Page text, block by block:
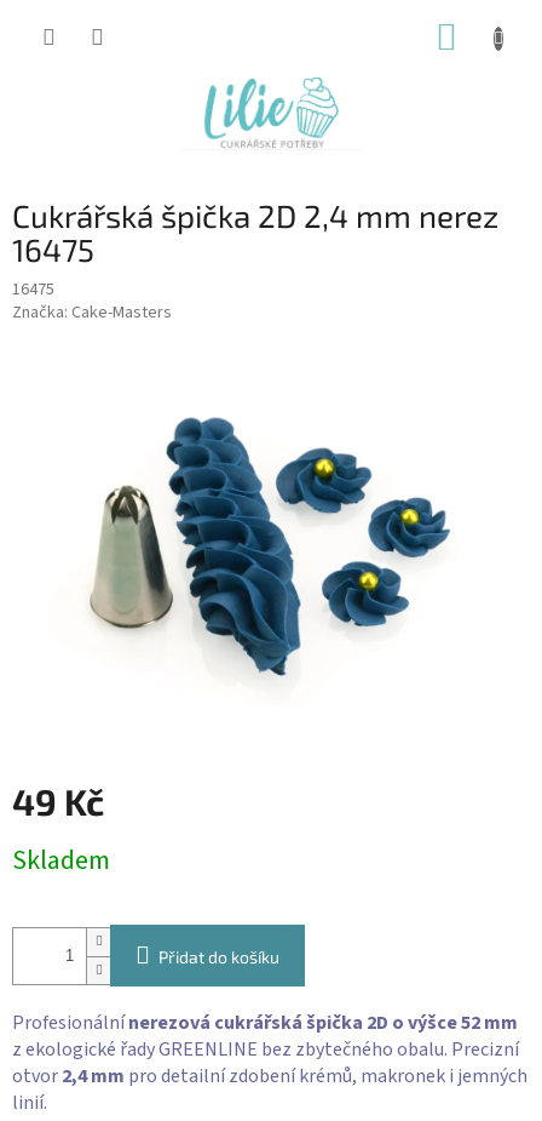
Cukrářská špička 2D 2,4 mm nerez
16475
16475
Značka: Cake-Masters
49 Kč
cena:
Skladem
Přidat do košíku
Profesionálnínerezová cukrářská špička 2D o výšce 52 mm
z ekologické řady GREENLINE bez zbytečného obalu. Precizní
otvor2,4 mm pro detailní zdobení krémů, makronek i jemných
linií.